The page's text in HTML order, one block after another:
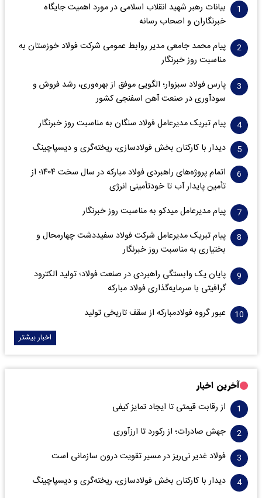
بیانات رهبر شهید انقلاب اسلامی در مورد اهمیت جایگاه
خبرنگاران و اصحاب رسانه
پیام محمد جامعی مدیر روابط عمومی شرکت فولاد خوزستان به
مناسبت روز خبرنگار
پارس فولاد سبزوار؛ الگویی موفق از بهره‌وری، رشد فروش و
سود‌آوری در صنعت آهن اسفنجی کشور
پیام تبریک مدیرعامل فولاد سنگان به مناسبت روز خبرنگار
دیدار با کارکنان بخش فولادسازی، ریخته‌گری و دیسپاچینگ
اتمام پروژه‌های راهبردی فولاد مبارکه در سال سخت ۱۴۰۴؛ از
تأمین پایدار آب تا خودتأمینی انرژی
پیام مدیرعامل میدکو به مناسبت روز خبرنگار
پیام تبریک مدیرعامل شرکت فولاد سفیددشت چهارمحال و
بختیاری به مناسبت روز خبرنگار
پایان یک وابستگی راهبردی در صنعت فولاد؛ تولید الکترود
گرافیتی با سرمایه‌گذاری فولاد مبارکه
عبور گروه فولادمبارکه از سقف تاریخی تولید
اخبار بیشتر
آخرین اخبار
از رقابت قیمتی تا ایجاد تمایز کیفی
جهش صادرات؛ از رکورد تا ارزآوری
فولاد غدیر نی‌ریز در مسیر تقویت درون سازمانی است
دیدار با کارکنان بخش فولادسازی، ریخته‌گری و دیسپاچینگ